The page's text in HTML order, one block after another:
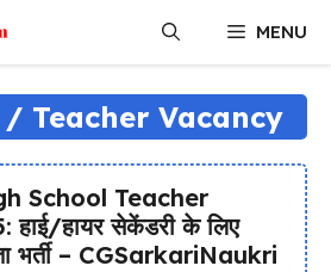
MENU
Teacher Vacancy
School Teacher
हायर सेकेंडरी के लिए
भर्ती – CGSarkariNaukri